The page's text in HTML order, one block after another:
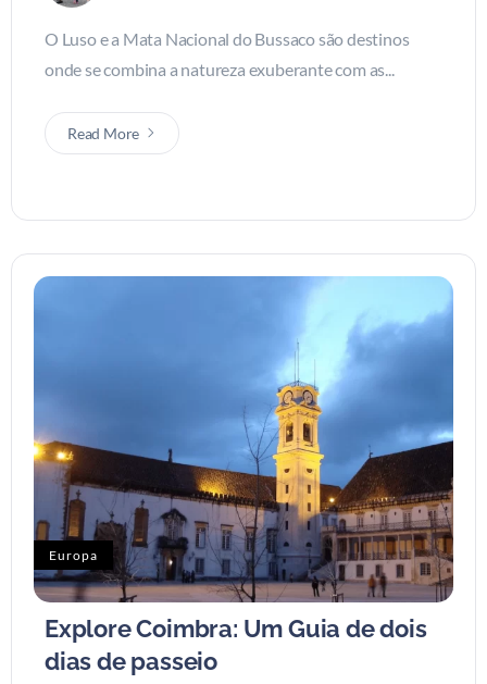
O Luso e a Mata Nacional do Bussaco são destinos
onde se combina a natureza exuberante com as...
Read More
Europa
Explore Coimbra: Um Guia de dois
dias de passeio